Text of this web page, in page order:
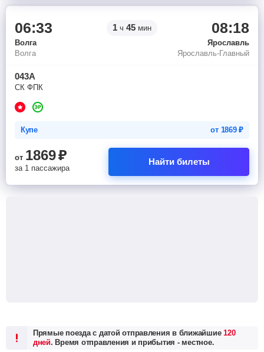
06:33 1 ч 45 мин 08:18
Волга
Ярославль
Волга
Ярославль-Главный
043А
СК ФПК
Купе от 1869₽
от 1869₽
за 1 пассажира
Найти билеты
Прямые поезда с датой отправления в ближайшие120
дней. Время отправления и прибытия - местное.